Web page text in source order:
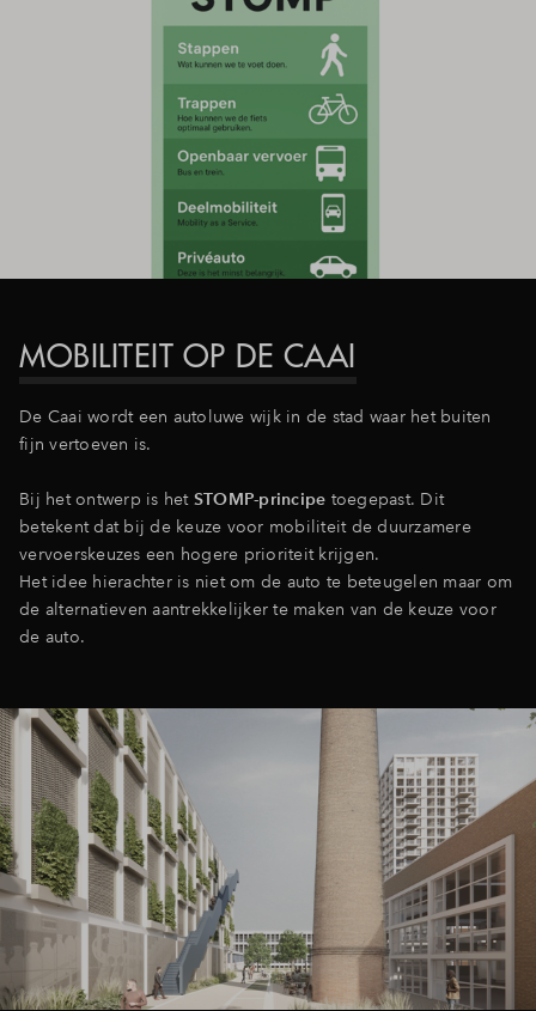
MOBILITEIT OP DE CAAI
De Caai wordt een autoluwe wijk in de stad waar het buiten
fijn vertoeven is.
Bij het ontwerp is het STOMP-principe toegepast. Dit
betekent dat bij de keuze voor mobiliteit de duurzamere
vervoerskeuzes een hogere prioriteit krijgen.
Het idee hierachter is niet om de auto te beteugelen maar om
de alternatieven aantrekkelijker te maken van de keuze voor
de auto.